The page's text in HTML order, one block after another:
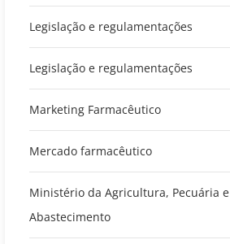
Legislação e regulamentações
Legislação e regulamentações
Marketing Farmacêutico
Mercado farmacêutico
Ministério da Agricultura, Pecuária e
Abastecimento